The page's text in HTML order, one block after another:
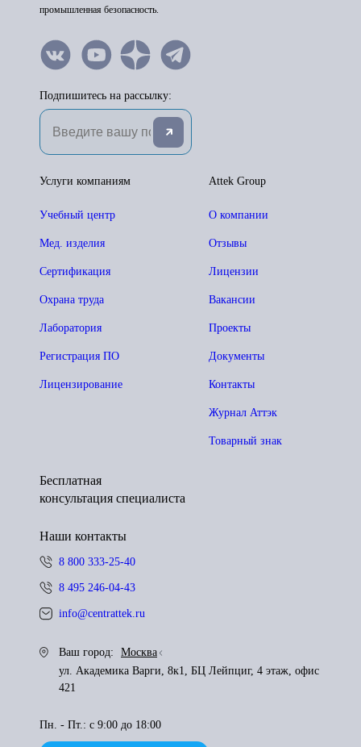
промышленная безопасность.
Подпишитесь на рассылку:
Attek Group
О компании
Отзывы
Лицензии
Вакансии
Проекты
Документы
Контакты
Журнал Аттэк
Товарный знак
Услуги компаниям
Учебный центр
Мед. изделия
Сертификация
Охрана труда
Лаборатория
Регистрация ПО
Лицензирование
Бесплатная
консультация специалиста
Наши контакты
8 800 333-25-40
8 495 246-04-43
info@centrattek.ru
Ваш город:
Москва
ул. Академика Варги, 8к1, БЦ Лейпциг, 4 этаж, офис
421
Пн. - Пт.: с 9:00 до 18:00